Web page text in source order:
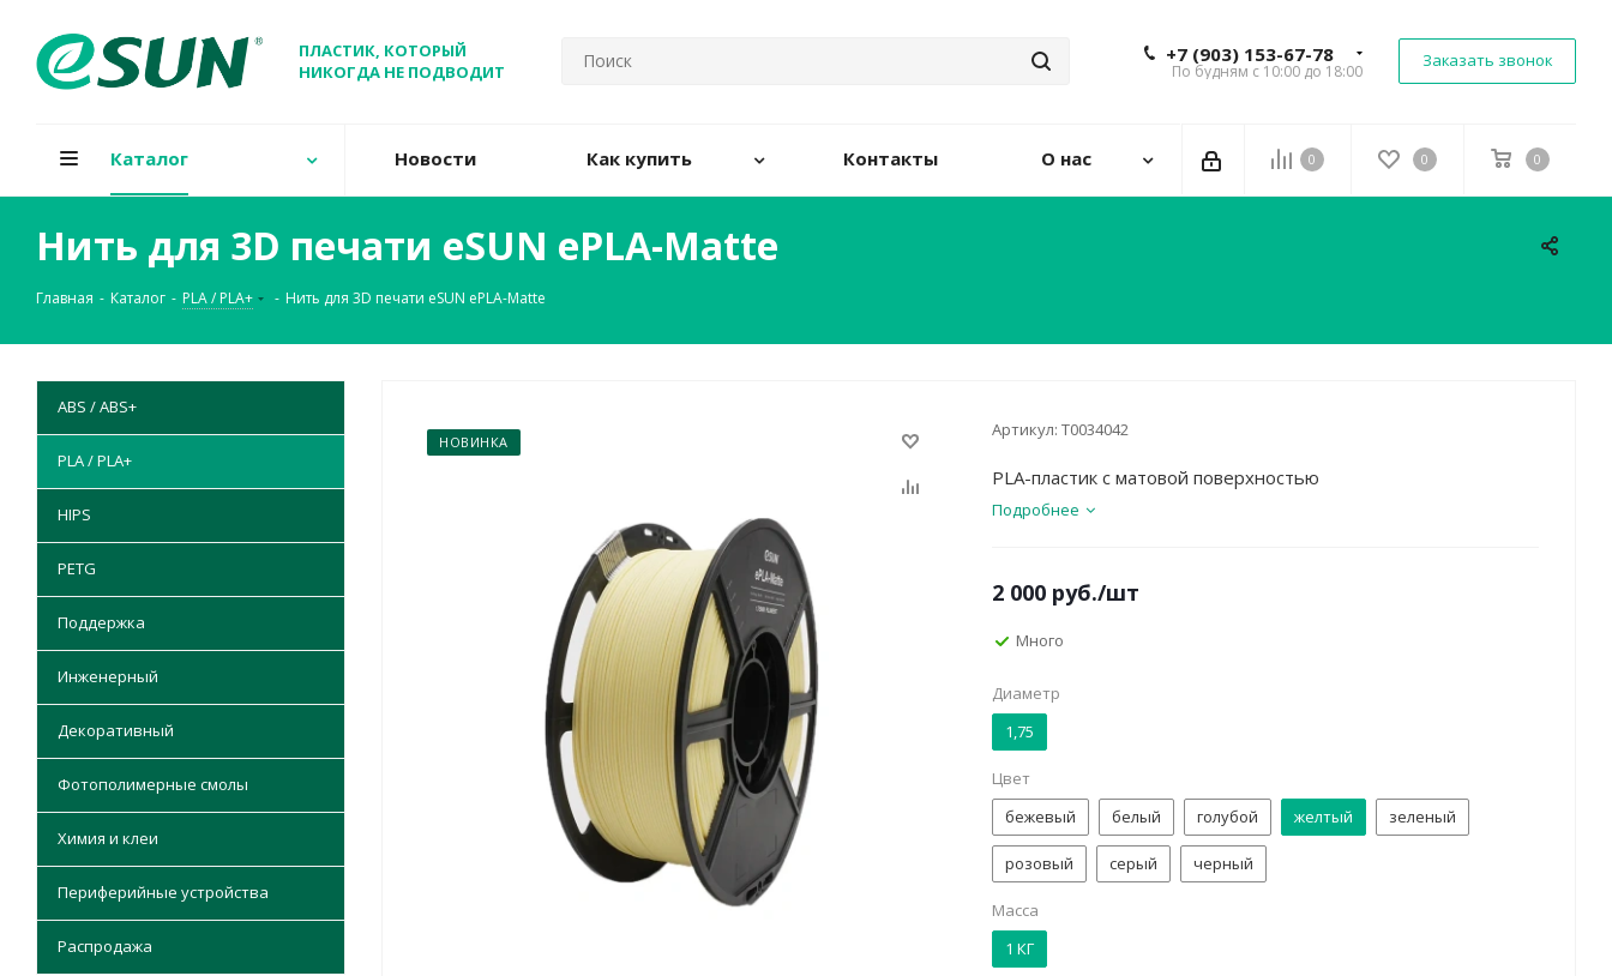
ПЛАСТИК, КОТОРЫЙ
НИКОГДА НЕ ПОДВОДИТ
+7 (903) 153-67-78
По будням с 10:00 до 18:00
Заказать звонок
0 0 0
Каталог Новости Как купить Контакты О нас
Нить для 3D печати eSUN ePLA-Matte
Главная - Каталог - PLA / PLA+ - Нить для 3D печати eSUN ePLA-Matte
НОВИНКА
Артикул: Т0034042
PLA-пластик с матовой поверхностью
Подробнее
2 000 руб./шт
Много
Диаметр
1,75
Цвет
бежевый
белый голубой желтый зеленый
розовый серый черный
Масса
1 КГ
ABS / ABS+
PLA / PLA+
HIPS
PETG
Поддержка
Инженерный
Декоративный
Фотополимерные смолы
Химия и клеи
Периферийные устройства
Распродажа